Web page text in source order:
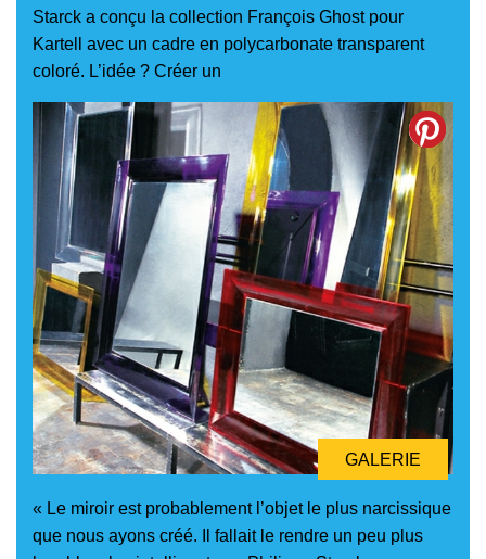
Starck a conçu la collection François Ghost pour
Kartell avec un cadre en polycarbonate transparent
coloré. L’idée ? Créer un
GALERIE
« Le miroir est probablement l’objet le plus narcissique
que nous ayons créé. Il fallait le rendre un peu plus